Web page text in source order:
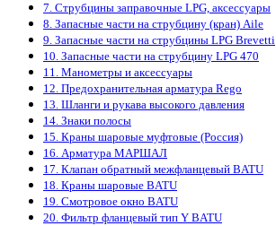
7. Струбцины заправочные LPG, аксессуары
8. Запасные части на струбцину (кран) Aile
9. Запасные части на струбцины LPG Brevetti
10. Запасные части на струбцину LPG 470
11. Манометры и аксессуары
12. Предохранительная арматура Rego
13. Шланги и рукава высокого давления
14. Знаки полосы
15. Краны шаровые муфтовые (Россия)
16. Арматура МАРШАЛ
17. Клапан обратный межфланцевый BATU
18. Краны шаровые BATU
19. Смотровое окно BATU
20. Фильтр фланцевый тип Y BATU